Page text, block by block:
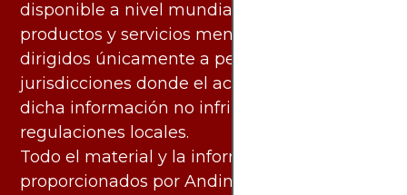
disponible a nivel mundial. Sin embargo, los
productos y servicios mencionados están
dirigidos únicamente a personas en
jurisdicciones donde el acceso y uso de
dicha información no infringe leyes o
regulaciones locales.
Todo el material y la información
proporcionados por AndinoTrading.com se